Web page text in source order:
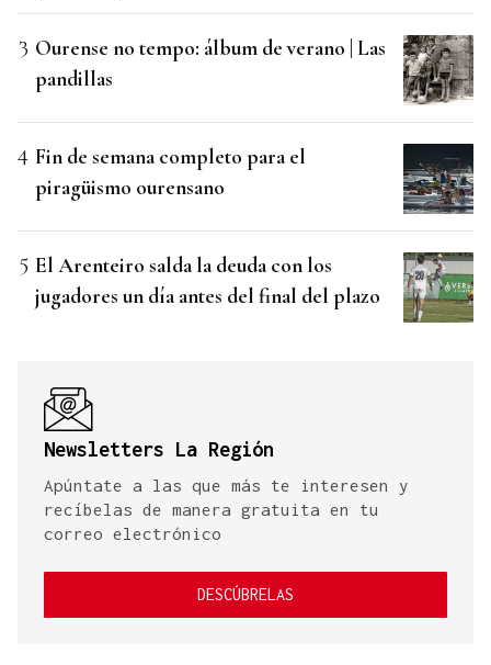
Ourense no tempo: álbum de verano | Las
pandillas
Fin de semana completo para el
piragüismo ourensano
El Arenteiro salda la deuda con los
jugadores un día antes del final del plazo
Newsletters La Región
Apúntate a las que más te interesen y
recíbelas de manera gratuita en tu
correo electrónico
DESCÚBRELAS